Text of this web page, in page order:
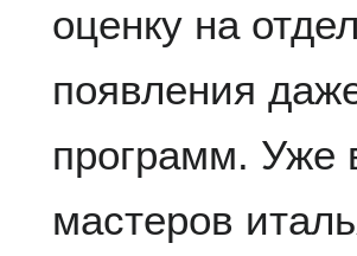
оценку на
появления
программ. Уже
мастеров